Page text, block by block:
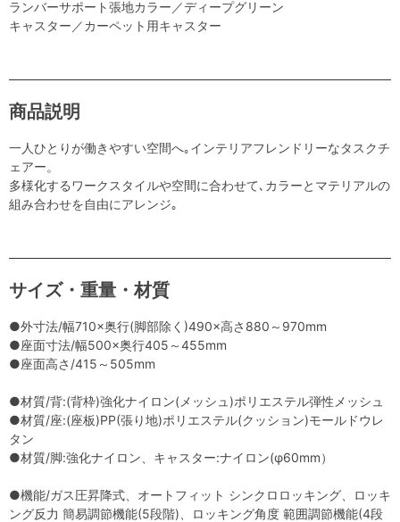
ランバーサポート張地カラー／ディープグリーン
キャスター／カーペット用キャスター
商品説明
一人ひとりが働きやすい空間へ｡インテリアフレンドリーなタスクチ
ェアー。
多様化するワークスタイルや空間に合わせて､カラーとマテリアルの
組み合わせを自由にアレンジ｡
サイズ・重量・材質
●外寸法/幅710×奥行(脚部除く)490×高さ880～970mm
●座面寸法/幅500×奥行405～455mm
●座面高さ/415～505mm
●材質/背:(背枠)強化ナイロン(メッシュ)ポリエステル弾性メッシュ
●材質/座:(座板)PP(張り地)ポリエステル(クッション)モールドウレ
タン
●材質/脚:強化ナイロン、キャスター:ナイロン(φ60mm）
●機能/ガス圧昇降式、オートフィット シンクロロッキング、ロッキ
ング反力 簡易調節機能(5段階)、ロッキング角度 範囲調節機能(4段